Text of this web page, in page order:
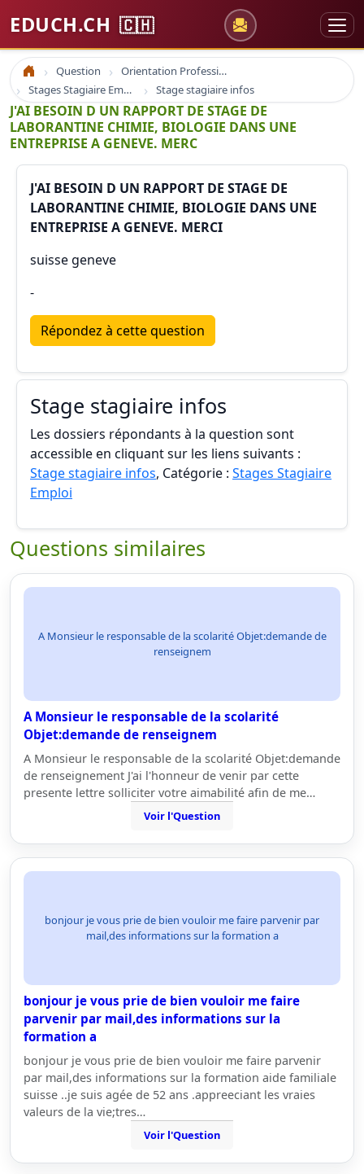
EDUCH.CH 🇨🇭
Accueil Question
Orientation Professionnelle
Stages Stagiaire Emploi
Stage stagiaire infos
J'AI BESOIN D UN RAPPORT DE STAGE DE
LABORANTINE CHIMIE, BIOLOGIE DANS UNE
ENTREPRISE A GENEVE. MERC
J'AI BESOIN D UN RAPPORT DE STAGE DE
LABORANTINE CHIMIE, BIOLOGIE DANS UNE
ENTREPRISE A GENEVE. MERCI
suisse geneve
-
Répondez à cette question
Stage stagiaire infos
Les dossiers répondants à la question sont
accessible en cliquant sur les liens suivants :
Stage stagiaire infos, Catégorie : Stages Stagiaire
Emploi
Questions similaires
A Monsieur le responsable de la scolarité Objet:demande de
renseignem
A Monsieur le responsable de la scolarité
Objet:demande de renseignem
A Monsieur le responsable de la scolarité Objet:demande
de renseignement J'ai l'honneur de venir par cette
presente lettre solliciter votre aimabilité afin de me…
Voir l'Question
bonjour je vous prie de bien vouloir me faire parvenir par
mail,des informations sur la formation a
bonjour je vous prie de bien vouloir me faire
parvenir par mail,des informations sur la
formation a
bonjour je vous prie de bien vouloir me faire parvenir
par mail,des informations sur la formation aide familiale
suisse ..je suis agée de 52 ans .appreeciant les vraies
valeurs de la vie;tres…
Voir l'Question